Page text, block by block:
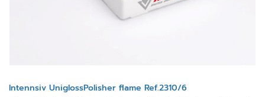
Intennsiv UniglossPolisher flame Ref.2310/6